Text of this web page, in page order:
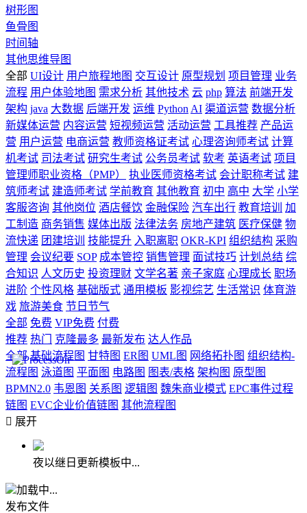
树形图
鱼骨图
时间轴
其他思维导图
全部 UI设计 用户旅程地图 交互设计 原型规划 项目管理 业务
流程 用户体验地图 需求分析 其他技术 云 php 算法 前端开发
架构 java 大数据 后端开发 运维 Python AI 渠道运营 数据分析
新媒体运营 内容运营 短视频运营 活动运营 工具推荐 产品运
营 用户运营 电商运营 教师资格证考试 心理咨询师考试 计算
机考试 司法考试 研究生考试 公务员考试 软考 英语考试 项目
管理师职业资格（PMP）
执业医师资格考试 会计职称考试 建
筑师考试 建造师考试 学前教育 其他教育 初中 高中 大学 小学
客服咨询 其他岗位 酒店餐饮 金融保险 汽车出行 教育培训
加
工制造 商务销售 媒体出版 法律法务 房地产建筑 医疗保健 物
流快递 团建培训 技能提升 入职离职 OKR-KPI 组织结构 采购
管理 会议纪要 SOP 成本管控 销售管理 面试技巧 计划总结 综
合知识 人文历史 投资理财 文学名著 亲子家庭 心理成长 职场
进阶 个性风格 基础版式 通用模板 影视综艺 生活常识 体育游
戏 旅游美食 节日节气
全部 免费 VIP免费 付费
推荐 热门 克隆最多 最新发布 达人作品
全部 基础流程图 甘特图 ER图 UML图 网络拓扑图 组织结构-
流程图 泳道图 平面图 电路图 图表/表格 架构图 原型图
BPMN2.0 韦恩图 关系图 逻辑图 魏朱商业模式 EPC事件过程
链图 EVC企业价值链图 其他流程图
 展开
夜以继日更新模板中...
加载中...
发布文件